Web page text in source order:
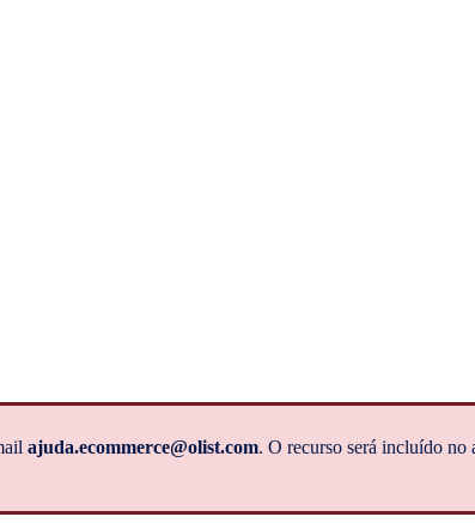
ajuda.ecommerce@olist.com. O recurso será incluído no